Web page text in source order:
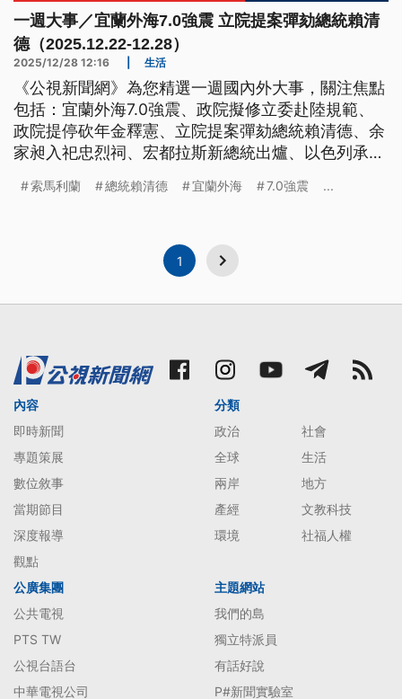
一週大事／宜蘭外海7.0強震 立院提案彈劾總統賴清
德（2025.12.22-12.28）
2025/12/28 12:16 生活
《公視新聞網》為您精選一週國內外大事，關注焦點
包括：宜蘭外海7.0強震、政院擬修立委赴陸規範、
政院提停砍年金釋憲、立院提案彈劾總統賴清德、余
家昶入祀忠烈祠、宏都拉斯新總統出爐、以色列承認
索馬利蘭 總統賴清德 宜蘭外海 7.0強震 ...
1
內容
即時新聞
專題策展
數位敘事
當期節目
深度報導
觀點
分類
政治
社會
全球
生活
兩岸
地方
產經
文教科技
環境
社福人權
公廣集團
公共電視
PTS TW
公視台語台
中華電視公司
主題網站
我們的島
獨立特派員
有話好說
P#新聞實驗室